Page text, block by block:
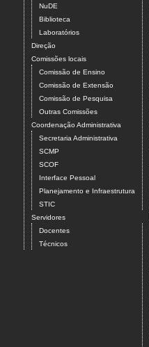
NuDE
Biblioteca
Laboratórios
Direção
Comissões locais
Comissão de Ensino
Comissão de Extensão
Comissão de Pesquisa
Outras Comissões
Coordenação Administrativa
Secretaria Administrativa
SCMP
SCOF
Interface Pessoal
Planejamento e Infraestrutura
STIC
Servidores
Docentes
Técnicos